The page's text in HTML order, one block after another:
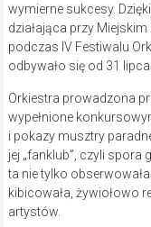
wymierne sukcesy.
działająca przy
podczas IV Festiwalu
odbywało się od 31
Orkiestra prowadzona
wypełnione
i pokazy musztry
jej „fanklub”, czyli
ta nie tylko
kibicowała, żywiołowo
artystów.